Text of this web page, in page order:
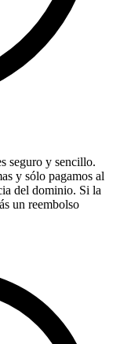
seguro y sencillo.
y sólo pagamos al
del dominio. Si la
un reembolso